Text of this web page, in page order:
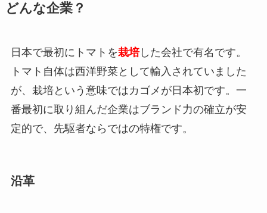
どんな企業？
日本で最初にトマトを栽培した会社で有名です。
トマト自体は西洋野菜として輸入されていました
が、栽培という意味ではカゴメが日本初です。一
番最初に取り組んだ企業はブランド力の確立が安
定的で、先駆者ならではの特権です。
沿革